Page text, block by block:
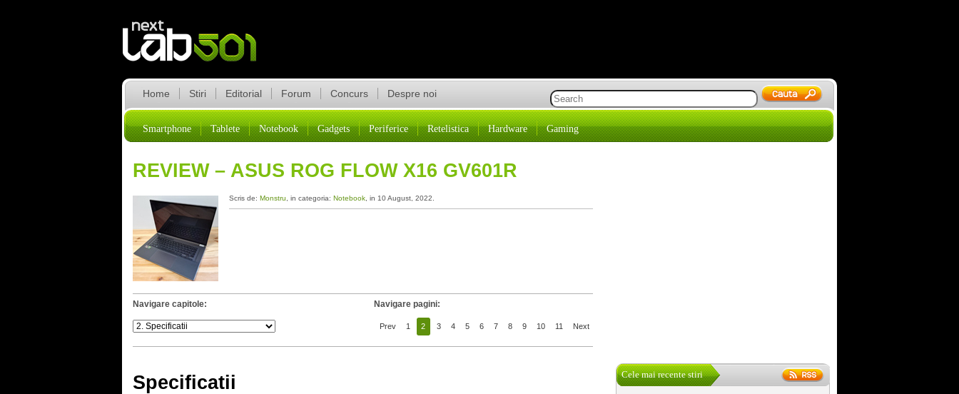
Home Stiri Editorial Forum Concurs Despre noi
Smartphone Tablete Notebook Gadgets Periferice Retelistica Hardware Gaming
REVIEW – ASUS ROG FLOW X16 GV601R
Scris de: Monstru , in categoria: Notebook , in 10 August, 2022.
Navigare capitole: Navigare pagini:
Prev 1 2 3 4 5 6 7 8 9 10 11 Next
Specificatii Cele mai recente stiri